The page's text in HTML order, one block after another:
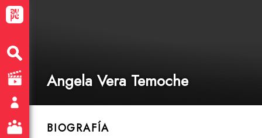
Angela Vera Temoche
BIOGRAFÍA